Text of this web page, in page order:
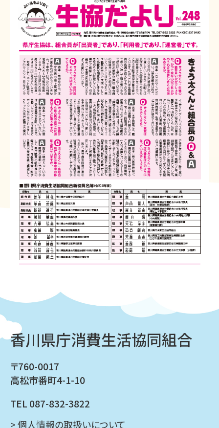
香川県庁消費生活協同組合
〒760-0017
高松市番町4-1-10
TEL 087-832-3822
> 個人情報の取扱いについて